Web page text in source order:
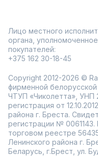
Лицо местного
органа,
покупателей:
+375 162 30-18-45
Copyright 2012-2026 ©
фирменной
ЧТУП «Чиколетта», УНП
регистрация от
района г. Бреста.
регистрации №
торговом реестре
Ленинского района г.
Беларусь, г.Брест, ул.